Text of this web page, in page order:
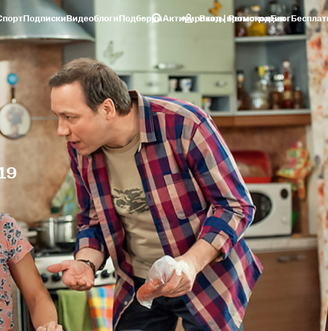
ПодпискиВидеоблогиПодборкиАктивировать промокодБлог
Вход | Регистрация